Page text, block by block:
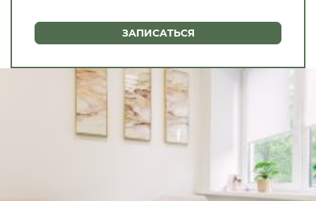
ЗАПИСАТЬСЯ